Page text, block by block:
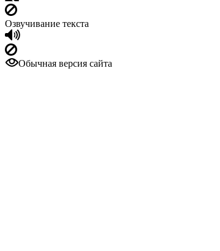
Озвучивание текста
Обычная версия сайта